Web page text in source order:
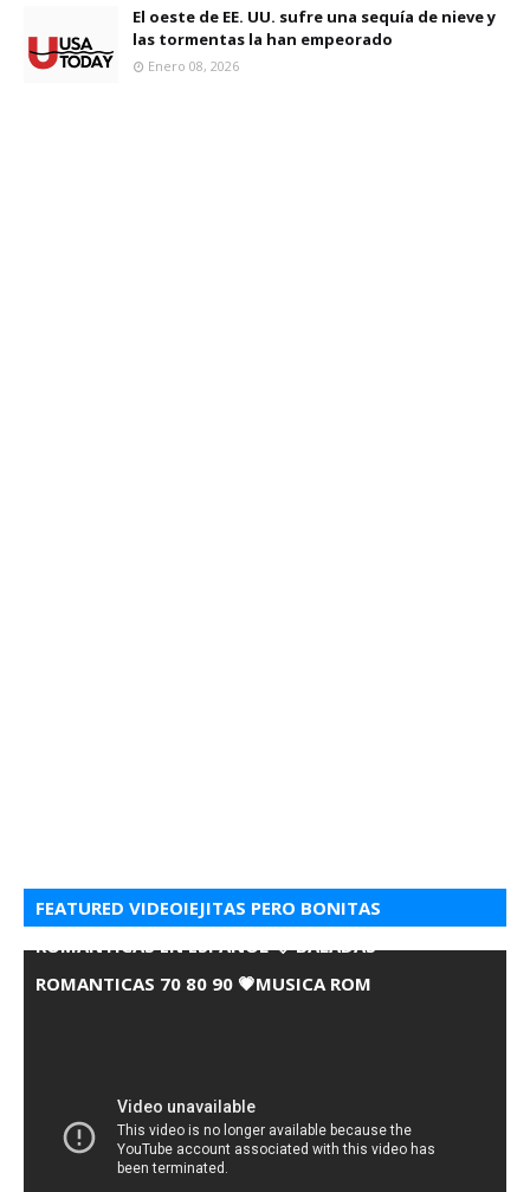
El oeste de EE. UU. sufre una sequía de nieve y
las tormentas la han empeorado
Enero 08, 2026
FEATURED VIDEOIEJITAS PERO BONITAS
ROMANTICAS EN ESPANOL 💘 BALADAS
ROMANTICAS 70 80 90 💗MUSICA ROM